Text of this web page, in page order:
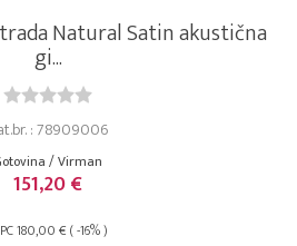
Natural Satin akustična
gi...
: 78909006
/ Virman
151,20 €
180,00 € ( -16% )